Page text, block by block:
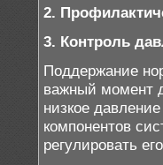
2.
3. Контроль
Поддержание
важный момент
низкое
компонентов
регулировать